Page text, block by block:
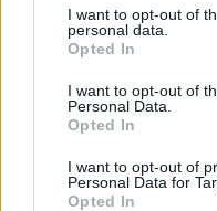
I want to opt-out of
personal data.
Opted In
I want to opt-out of
Personal Data.
Opted In
I want to opt-out of
Personal Data for
Opted In
Η